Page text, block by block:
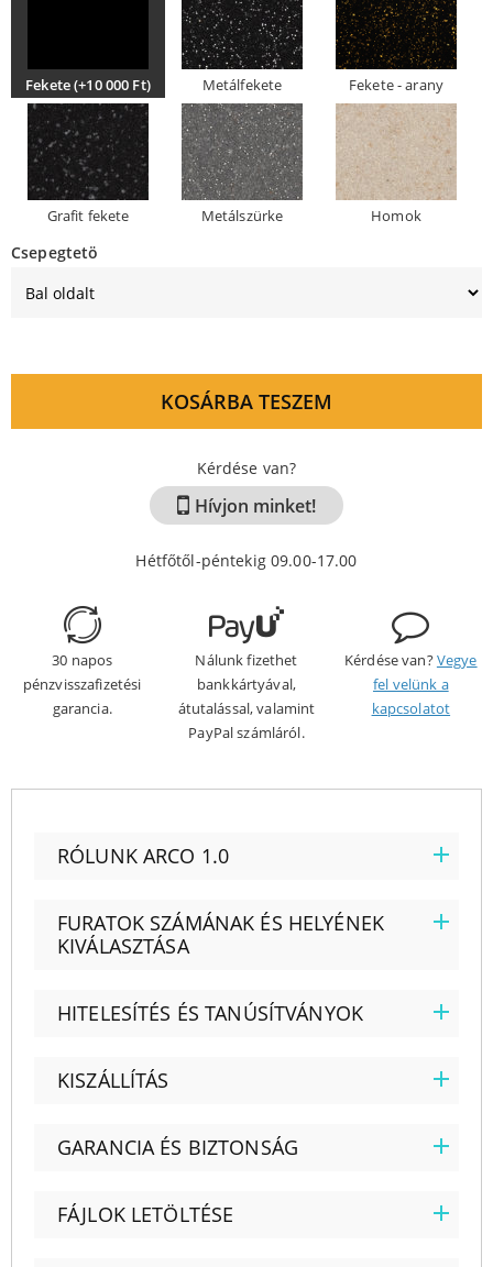
Fekete (+10 000 Ft) Metálfekete Fekete - arany
Grafit fekete Metálszürke Homok
Csepegtetö
KOSÁRBA TESZEM
Kérdése van?
Hívjon minket!
Hétfőtől-péntekig 09.00-17.00
30 napos
pénzvisszafizetési
garancia.
Nálunk fizethet
bankkártyával,
átutalással, valamint
PayPal számláról.
Kérdése van?Vegye
fel velünk a
kapcsolatot
RÓLUNK ARCO 1.0
FURATOK SZÁMÁNAK ÉS HELYÉNEK
KIVÁLASZTÁSA
HITELESÍTÉS ÉS TANÚSÍTVÁNYOK
KISZÁLLÍTÁS
GARANCIA ÉS BIZTONSÁG
FÁJLOK LETÖLTÉSE